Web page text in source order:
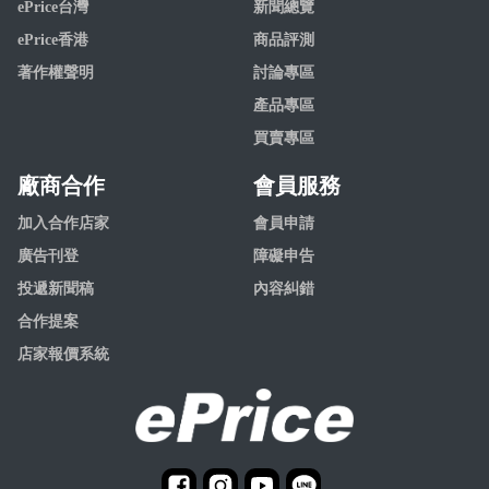
ePrice台灣
ePrice香港
著作權聲明
新聞總覽
商品評測
討論專區
產品專區
買賣專區
廠商合作
加入合作店家
廣告刊登
投遞新聞稿
合作提案
店家報價系統
會員服務
會員申請
障礙申告
內容糾錯